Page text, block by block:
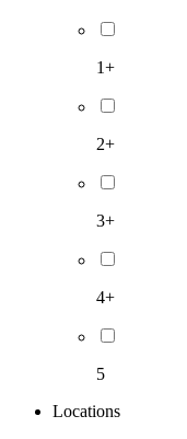
1+
2+
3+
4+
5
Locations